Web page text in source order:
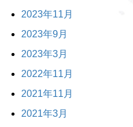
2023年11月
2023年9月
2023年3月
2022年11月
2021年11月
2021年3月